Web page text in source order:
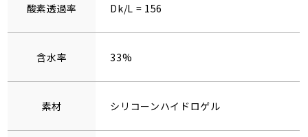
酸素透過率 Dk/L = 156
含水率 33%
素材 シリコーンハイドロゲル